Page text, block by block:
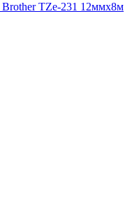
TZe-231 12ммх8м